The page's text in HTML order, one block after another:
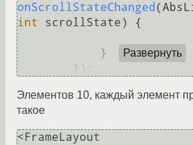
onScrollStateChanged
int
scrollState) {
Развернуть
Элементов 10, каждый элемент
такое
<FrameLayout